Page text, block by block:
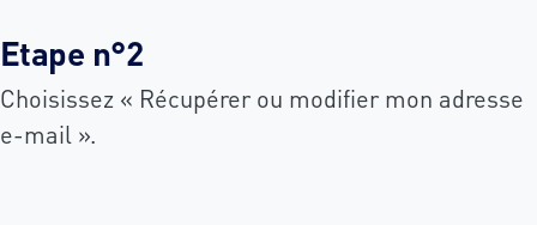
Etape n°2
Choisissez « Récupérer ou modifier mon adresse
e-mail ».